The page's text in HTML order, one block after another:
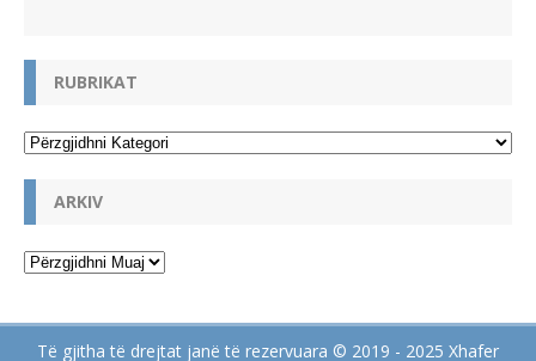
RUBRIKAT
ARKIV
Të gjitha të drejtat janë të rezervuara © 2019 - 2025 Xhafer